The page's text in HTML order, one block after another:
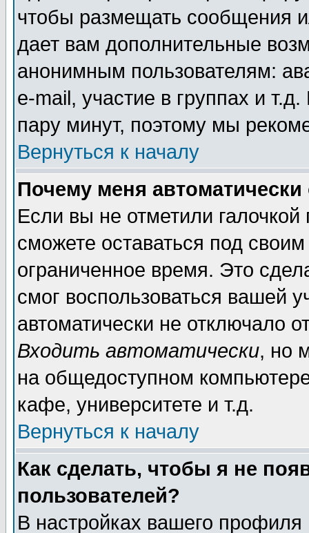
чтобы размещать сообщения
дает вам дополнительные
анонимным пользователям:
e-mail, участие в группах и
пару минут, поэтому мы
Вернуться к началу
Почему меня автоматически
Если вы не отметили галочкой
сможете оставаться под
ограниченное время. Это
смог воспользоваться вашей
автоматически не отключало
Входить автоматически, но
на общедоступном
кафе, университете и т.д.
Вернуться к началу
Как сделать, чтобы я не
пользователей?
В настройках вашего